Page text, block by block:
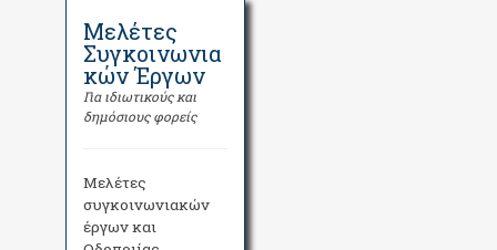
Μελέτες
Συγκοινωνια
κών Έργων
Για ιδιωτικούς και
δημόσιους φορείς
Μελέτες
συγκοινωνιακών
έργων και